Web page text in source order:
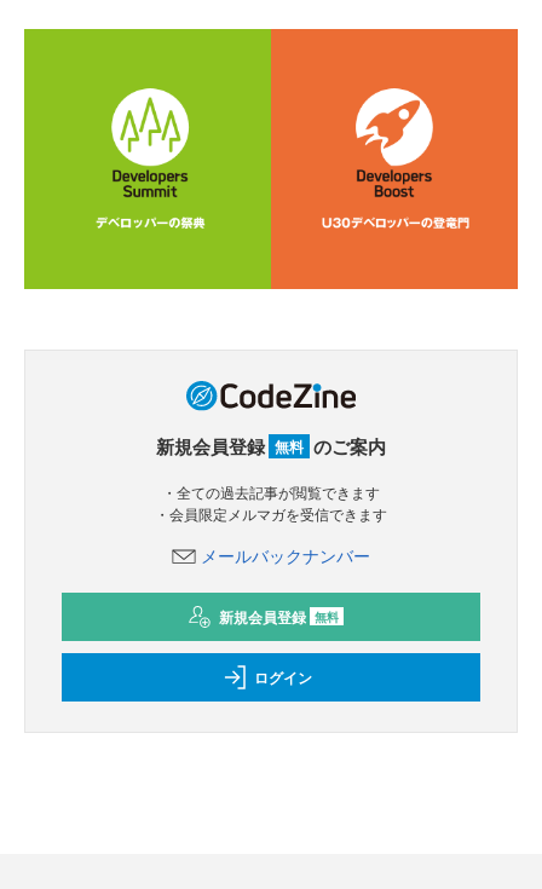
新規会員登録 無料 のご案内
・全ての過去記事が閲覧できます
・会員限定メルマガを受信できます
メールバックナンバー
新規会員登録 無料
ログイン